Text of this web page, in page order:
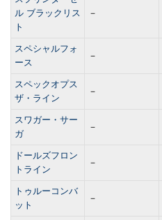
ル ブラックリス
ト
－
スペシャルフォ
ース
－
スペックオプス
ザ・ライン
－
スワガー・サー
ガ
－
ドールズフロン
トライン
－
トゥルーコンバ
ット
－